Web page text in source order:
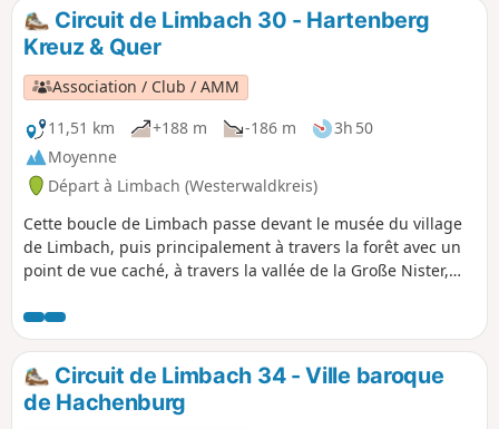
Sieg à Wissen.
Circuit de Limbach 30 - Hartenberg
Kreuz & Quer
Association / Club / AMM
11,51 km
+188 m -186 m
3h 50
Moyenne
Départ à Limbach (Westerwaldkreis)
Cette boucle de Limbach passe devant le musée du village
de Limbach, puis principalement à travers la forêt avec un
point de vue caché, à travers la vallée de la Große Nister,
Limbach, le sentier naturel Heunigshöhlenpfad, au bord de
la Kleine Nister, est un vrai régal pour les randonneurs.
Pour finir en beauté, tu peux profiter en été des
installations Kneipp de Limbach.
Circuit de Limbach 34 - Ville baroque
de Hachenburg